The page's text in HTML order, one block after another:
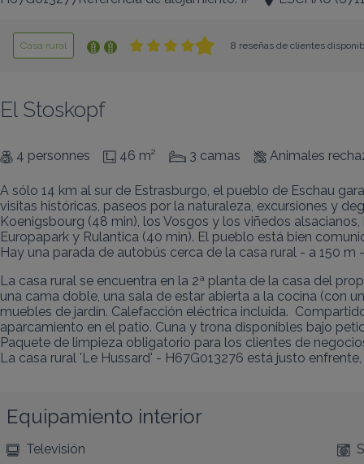
Casa rural 8 reseñas de clientes
El Stoskopf
4 personnes 46 m² 3 camas Animales
A sólo 14 km al sur de Estrasburgo, el pueblo de Eschau
visitas históricas, paseos por la naturaleza, excursiones y
Koenigsbourg (48 min), los Vosgos y los viñedos
Europapark y Rulantica (40 min). El pueblo está bien
Hay una parada de autobús cerca de la casa rural - a 150
La casa rural se encuentra en la 2ª planta de la casa del
una cama doble, una sala de estar abierta a la cocina (con
muebles de jardín. Calefacción eléctrica incluida.
aparcamiento en el patio. Cuna y trona disponibles bajo
Paquete de limpieza obligatorio para los clientes de
La casa rural 'Le Hussard' - H67G013276 está justo
Equipamiento interior
Televisión